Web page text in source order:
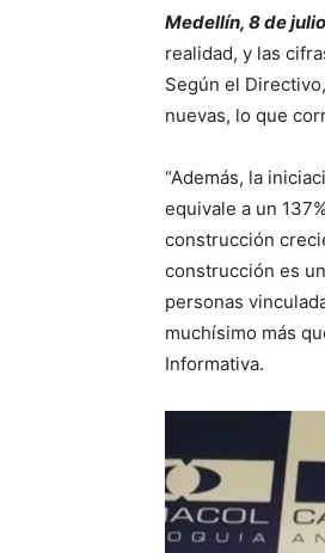
Medellín, 8 de
realidad, y las
Según el
nuevas, lo que
“Además, la
equivale a un
construcción
construcción es
personas
muchísimo más
Informativa.